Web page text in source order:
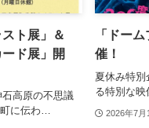
ト展」＆
ド展」開
石高原の不思議
に伝わ…
「ドー
催！
夏休み特
る特別な
2026年7月